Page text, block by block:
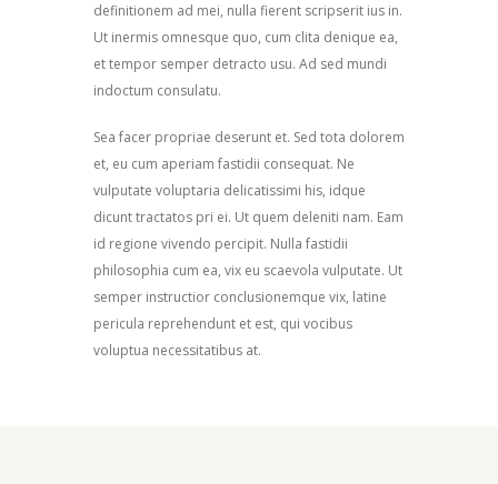
definitionem ad mei, nulla fierent scripserit ius in.
Ut inermis omnesque quo, cum clita denique ea,
et tempor semper detracto usu. Ad sed mundi
indoctum consulatu.
Sea facer propriae deserunt et. Sed tota dolorem
et, eu cum aperiam fastidii consequat. Ne
vulputate voluptaria delicatissimi his, idque
dicunt tractatos pri ei. Ut quem deleniti nam. Eam
id regione vivendo percipit. Nulla fastidii
philosophia cum ea, vix eu scaevola vulputate. Ut
semper instructior conclusionemque vix, latine
pericula reprehendunt et est, qui vocibus
voluptua necessitatibus at.